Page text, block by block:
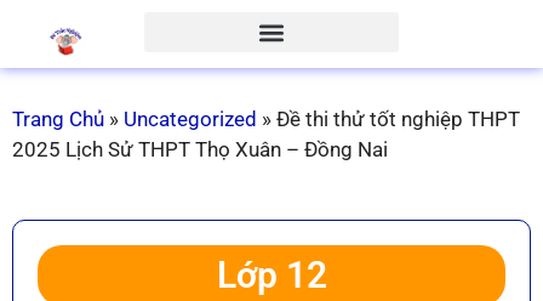
Trang Chủ » Uncategorized » Đề thi thử tốt nghiệp THPT
2025 Lịch Sử THPT Thọ Xuân – Đồng Nai
Lớp 12